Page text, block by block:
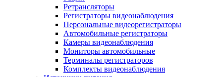
Ретрансляторы
Регистраторы видеонаблюдения
Персональные видеорегистраторы
Автомобильные регистраторы
Камеры видеонаблюдения
Мониторы автомобильные
Терминалы регистраторов
Комплекты видеонаблюдения